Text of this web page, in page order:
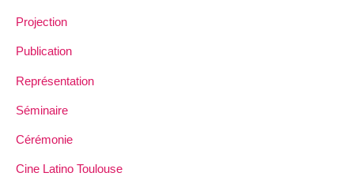
Projection
Publication
Représentation
Séminaire
Cérémonie
Cine Latino Toulouse